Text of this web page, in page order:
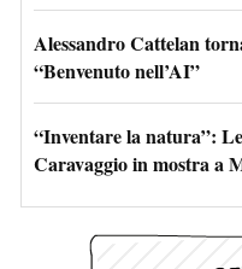
Alessandro Cattelan
“Benvenuto nell’AI”
“Inventare la natura”:
Caravaggio in mostra a